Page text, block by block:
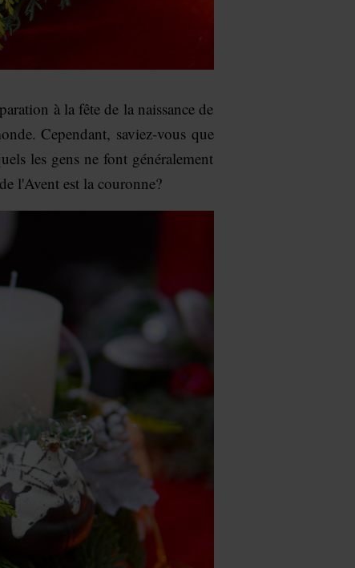
à la fête de la naissance de
Cependant, saviez-vous que
les gens ne font généralement
l'Avent est la couronne?